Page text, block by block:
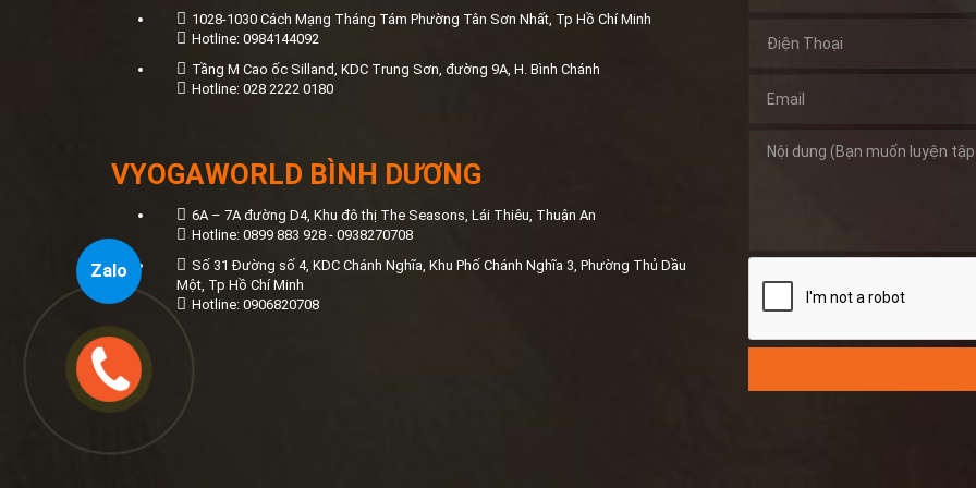
1028-1030 Cách Mạng Tháng Tám Phường Tân Sơn Nhất, Tp Hồ Chí Minh
Hotline: 0984144092
Tầng M Cao ốc Silland, KDC Trung Sơn, đường 9A, H. Bình Chánh
Hotline: 028 2222 0180
VYOGAWORLD BÌNH DƯƠNG
6A – 7A đường D4, Khu đô thị The Seasons, Lái Thiêu, Thuận An
Hotline: 0899 883 928 - 0938270708
Số 31 Đường số 4, KDC Chánh Nghĩa, Khu Phố Chánh Nghĩa 3, Phường Thủ Dầu
Một, Tp Hồ Chí Minh
Hotline: 0906820708
Zalo